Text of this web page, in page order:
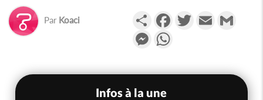
Par Koaci PartagerFacebookTwitterEmail
Messenger
Infos à la une